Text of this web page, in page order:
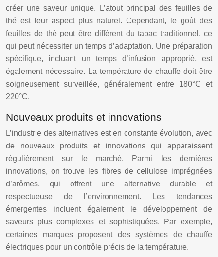
créer une saveur unique. L’atout principal des feuilles de
thé est leur aspect plus naturel. Cependant, le goût des
feuilles de thé peut être différent du tabac traditionnel, ce
qui peut nécessiter un temps d’adaptation. Une préparation
spécifique, incluant un temps d’infusion approprié, est
également nécessaire. La température de chauffe doit être
soigneusement surveillée, généralement entre 180°C et
220°C.
Nouveaux produits et innovations
L’industrie des alternatives est en constante évolution, avec
de nouveaux produits et innovations qui apparaissent
régulièrement sur le marché. Parmi les dernières
innovations, on trouve les fibres de cellulose imprégnées
d’arômes, qui offrent une alternative durable et
respectueuse de l’environnement. Les tendances
émergentes incluent également le développement de
saveurs plus complexes et sophistiquées. Par exemple,
certaines marques proposent des systèmes de chauffe
électriques pour un contrôle précis de la température.